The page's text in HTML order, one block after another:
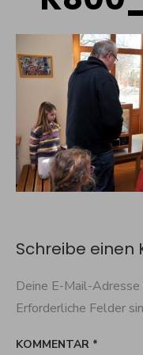
Schreibe
Deine E-Mail-
Erforderliche Felder
KOMMENTAR *